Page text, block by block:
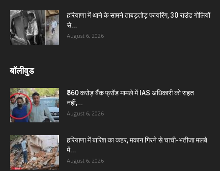
हरियाणा में थाने के सामने ताबड़तोड़ फायरिंग, 30 राउंड गोलियों
से...
August 6, 2026
बॉलीवुड
₹560 करोड़ बैंक फ्रॉड मामले में IAS अधिकारी को राहत
नहीं,...
August 6, 2026
हरियाणा में बारिश का कहर, मकान गिरने से चाची-भतीजा मलबे
में...
August 6, 2026